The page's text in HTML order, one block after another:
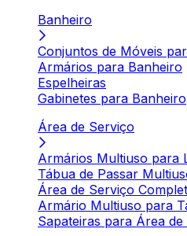
Banheiro
Conjuntos de Móveis
Armários para Banheiro
Espelheiras
Gabinetes para Banheiro
Área de Serviço
Armários Multiuso para
Tábua de Passar
Área de Serviço
Armário Multiuso para
Sapateiras para Área